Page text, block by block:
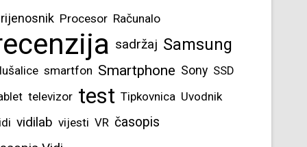
Procesor Računalo
sadržaj Samsung
smartfon Smartphone Sony SSD
televizor test Tipkovnica Uvodnik
vidilab vijesti VR časopis